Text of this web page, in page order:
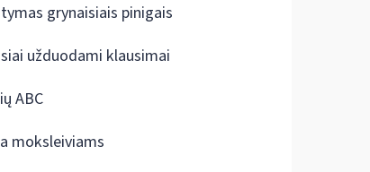
grynaisiais pinigais
užduodami klausimai
ABC
moksleiviams